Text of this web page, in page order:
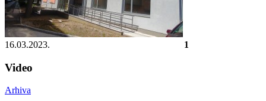
16.03.2023. 1
Video
Arhiva